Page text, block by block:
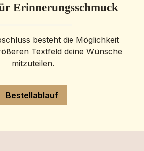
Erinnerungsschmuck
besteht die Möglichkeit
Textfeld deine Wünsche
mitzuteilen.
Bestellablauf